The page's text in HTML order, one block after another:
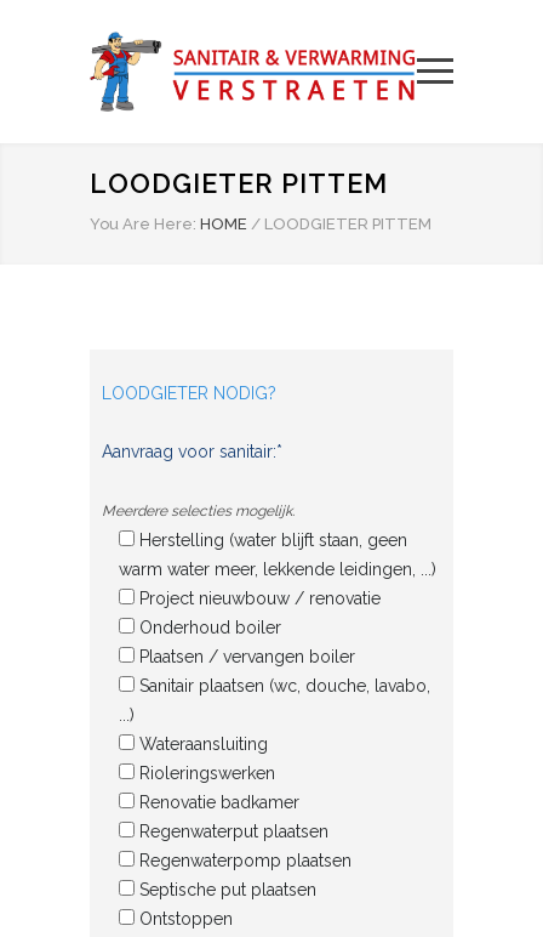
LOODGIETER PITTEM
You Are Here: HOME / LOODGIETER PITTEM
LOODGIETER NODIG?
Aanvraag voor sanitair:*
Meerdere selecties mogelijk.
Herstelling (water blijft staan, geen
warm water meer, lekkende leidingen, ...)
Project nieuwbouw / renovatie
Onderhoud boiler
Plaatsen / vervangen boiler
Sanitair plaatsen (wc, douche, lavabo,
...)
Wateraansluiting
Rioleringswerken
Renovatie badkamer
Regenwaterput plaatsen
Regenwaterpomp plaatsen
Septische put plaatsen
Ontstoppen